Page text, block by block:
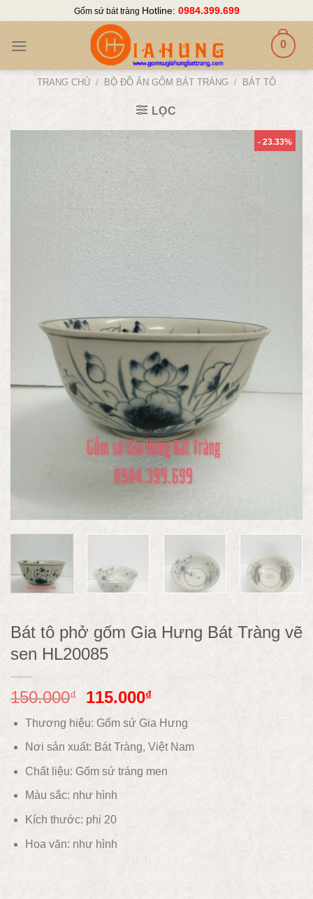
content
Gốm sứ bát tràng Hotline: 0984.399.699
0
TRANG CHỦ / BỘ ĐỒ ĂN GỐM BÁT TRÀNG / BÁT TÔ
LỌC
- 23.33%
Bát tô phở gốm Gia Hưng Bát Tràng vẽ
sen HL20085
150.000₫ 115.000₫
Thương hiệu: Gốm sứ Gia Hưng
Nơi sản xuất: Bát Tràng, Việt Nam
Chất liệu: Gốm sứ tráng men
Màu sắc: như hình
Kích thước: phi 20
Hoa văn: như hình